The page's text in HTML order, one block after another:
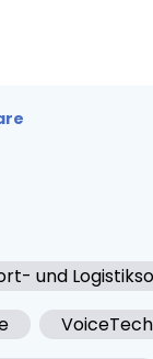
und
VoiceTech